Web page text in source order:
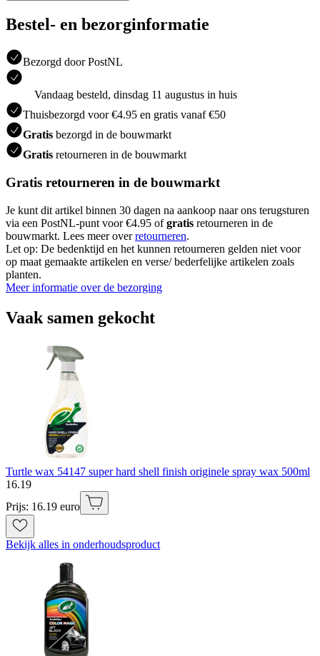
Bestel- en bezorginformatie
Bezorgd door PostNL
Vandaag besteld, dinsdag 11 augustus in huis
Thuisbezorgd voor €4.95 en gratis vanaf €50
Gratis bezorgd in de bouwmarkt
Gratis retourneren in de bouwmarkt
Gratis retourneren in de bouwmarkt
Je kunt dit artikel binnen 30 dagen na aankoop naar ons terugsturen
via een PostNL-punt voor €4.95 ofgratis retourneren in de
bouwmarkt. Lees meer overretourneren.
Let op: De bedenktijd en het kunnen retourneren gelden niet voor
op maat gemaakte artikelen en verse/ bederfelijke artikelen zoals
planten.
Meer informatie over de bezorging
Vaak samen gekocht
Turtle wax 54147 super hard shell finish originele spray wax 500ml
16.19
Prijs: 16.19 euro
Bekijk alles in onderhoudsproduct